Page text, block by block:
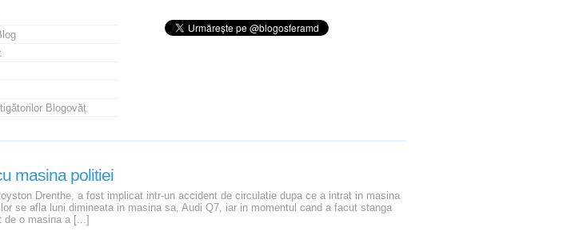
Blogovăț
masina politiei
Drenthe, a fost implicat intr-un accident de circulatie dupa ce a intrat in masina
se afla luni dimineata in masina sa, Audi Q7, iar in momentul cand a facut stanga
de o masina a [...]